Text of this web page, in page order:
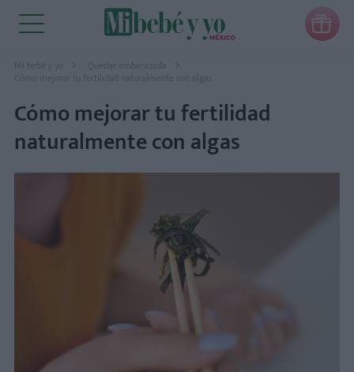

Mi bebé y yo
Cómo mejorar tu fertilidad naturalmente con algas
Cómo mejorar tu fertilidad
naturalmente con algas